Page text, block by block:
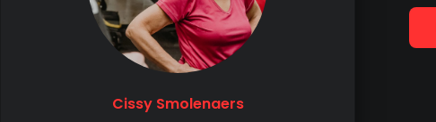
Cissy Smolenaers